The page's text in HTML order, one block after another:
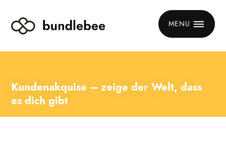
MENU
Kundenakquise – zeige der Welt, dass
es dich gibt